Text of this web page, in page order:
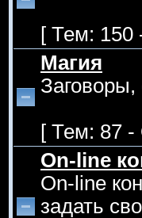
[ Тем: 150
Магия
Заговоры,
[ Тем: 87 -
On-line
On-line
задать